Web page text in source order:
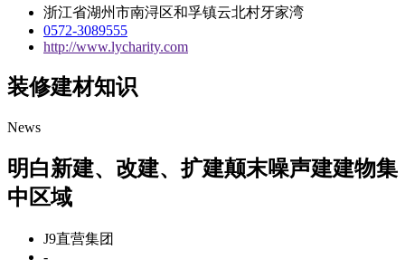
浙江省湖州市南浔区和孚镇云北村牙家湾
0572-3089555
http://www.lycharity.com
装修建材知识
News
明白新建、改建、扩建颠末噪声建建物集
中区域
J9直营集团
-